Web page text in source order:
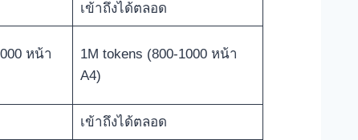
เข้าถึงได้ตลอด
หน้า
1M tokens (800-1000 หน้า
A4)
เข้าถึงได้ตลอด